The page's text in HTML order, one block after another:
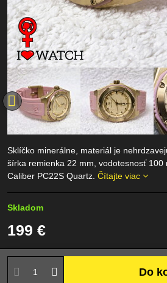
Sklíčko minerálne, materiál je
šírka remienka 22 mm, vodotesnosť 100
Caliber PC22S Quartz. Čítajte viac
Skladom
199 €
Do